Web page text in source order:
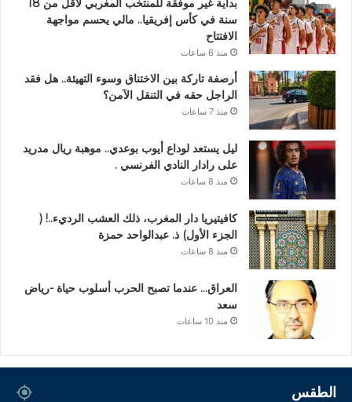
بداية غير موفقة للمنتخب المغربي لأقل من 18
سنة في كأس إفريقيا.. مالي يحسم مواجهة
الافتتاح
منذ 6 ساعات
أرصفة تاركة بين الاختناق وسوء التهيئة.. هل فقد
الراجل حقه في التنقل الآمن؟
منذ 7 ساعات
ليل يستعد لوداع أيوب بوعدي.. موهبة ريال مدريد
على رادار النادي الفرنسي .
منذ 8 ساعات
كافيتيريا دار المغرب، ذلك العشب الرديء..! (
الجزء الأول) ذ. عبدالواحد حمزة
منذ 8 ساعات
العراق… عندما تصبح الحرب أسلوب حياة -رياض
سعد
منذ 10 ساعات
الطقس